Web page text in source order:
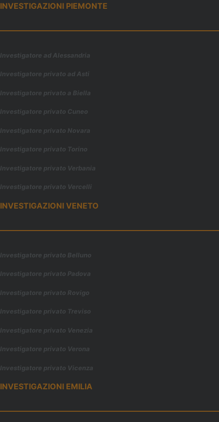
INVESTIGAZIONI PIEMONTE
Investigatore ad Alessandria
Investigatore privato ad Asti
Investigatore privato a Biella
Investigatore privato Cuneo
Investigatore privato Novara
Investigatore privato Torino
Investigatore privato Verbania
Investigatore privato Vercelli
INVESTIGAZIONI VENETO
Investigatore privato Belluno
Investigatore privato Padova
Investigatore privato Rovigo
Investigatore privato Treviso
Investigatore privato Venezia
Investigatore privato Verona
Investigatore privato Vicenza
INVESTIGAZIONI EMILIA